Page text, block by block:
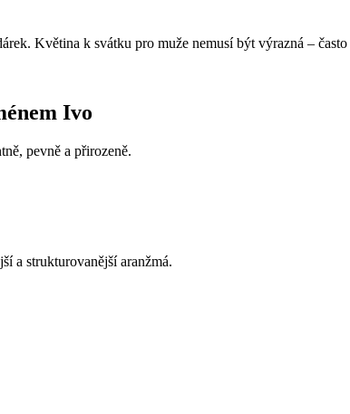
Květina k svátku pro muže nemusí být výrazná – často
Ivo
pevně a přirozeně.
a strukturovanější aranžmá.